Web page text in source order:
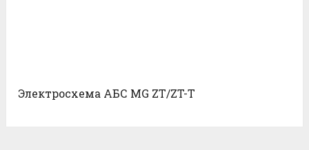
Электросхема АБС MG ZT/ZT-T